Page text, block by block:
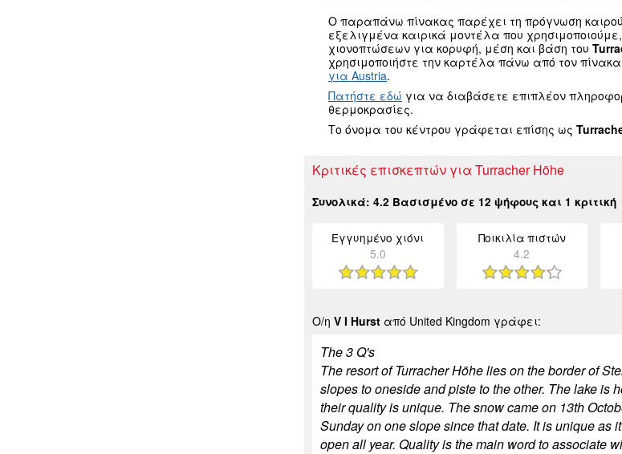
Ο παραπάνω πίνακας παρέχει τη πρόγνωση
εξελιγμένα καιρικά μοντέλα που
χιονοπτώσεων για κορυφή, μέση και βάση του
χρησιμοποιήστε την καρτέλα πάνω από τον
για Austria.
Πατήστε εδώ για να διαβάσετε επιπλέον
θερμοκρασίες.
Το όνομα του κέντρου γράφεται επίσης ως
Κριτικές επισκεπτών για Turracher Höhe
Συνολικά: 4.2 Βασισμένο σε 12 ψήφους και 1 κριτική
Εγγυημένο χιόνι
5.0
Ποικιλία πιστών
4.2
Ο/η V I Hurst από United Kingdom γράφει:
The 3 Q's
The resort of Turracher Höhe lies on the border of
slopes to oneside and piste to the other. The lake is
their quality is unique. The snow came on 13th
Sunday on one slope since that date. It is unique as
open all year. Quality is the main word to associate